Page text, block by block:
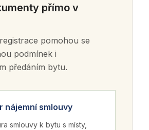
přímo v
pomohou se
podmínek i
předáním bytu.
nájemní smlouvy
smlouvy k bytu s místy,